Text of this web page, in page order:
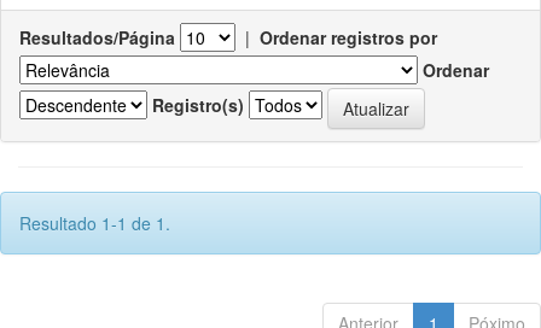
Resultados/Página | Ordenar registros por
Ordenar
Registro(s)
Resultado 1-1 de 1.
Anterior 1 Póximo